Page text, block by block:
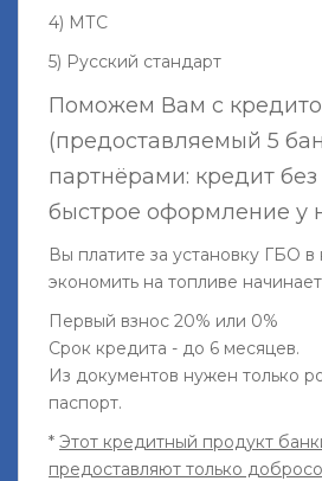
4) МТС
5) Русский стандарт
Поможем Вам с
(предоставляемый 5
партнёрами: кредит
быстрое оформление у
Вы платите за установку ГБО в
экономить на топливе
Первый взнос 20% или 0%
Срок кредита - до 6 месяцев.
Из документов нужен только
паспорт.
* Этот кредитный продукт
предоставляют только